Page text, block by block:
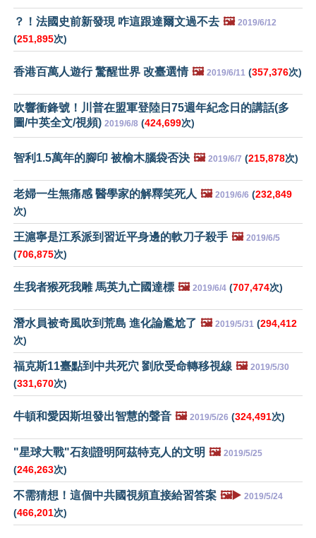
？！法國史前新發現 咋這跟達爾文過不去 🖼️ 2019/6/12
(251,895次)
香港百萬人遊行 驚醒世界 改臺選情 🖼️ 2019/6/11 (357,376次)
吹響衝鋒號！川普在盟軍登陸日75週年紀念日的講話(多
圖/中英全文/視頻) 2019/6/8 (424,699次)
智利1.5萬年的腳印 被榆木腦袋否決 🖼️ 2019/6/7 (215,878次)
老婦一生無痛感 醫學家的解釋笑死人 🖼️ 2019/6/6 (232,849
次)
王滬寧是江系派到習近平身邊的軟刀子殺手 🖼️ 2019/6/5
(706,875次)
生我者猴死我雕 馬英九亡國達標 🖼️ 2019/6/4 (707,474次)
潛水員被奇風吹到荒島 進化論尷尬了 🖼️ 2019/5/31 (294,412
次)
福克斯11臺點到中共死穴 劉欣受命轉移視線 🖼️ 2019/5/30
(331,670次)
牛頓和愛因斯坦發出智慧的聲音 🖼️ 2019/5/26 (324,491次)
"星球大戰"石刻證明阿茲特克人的文明 🖼️ 2019/5/25
(246,263次)
不需猜想！這個中共國視頻直接給習答案 🖼️▶️ 2019/5/24
(466,201次)